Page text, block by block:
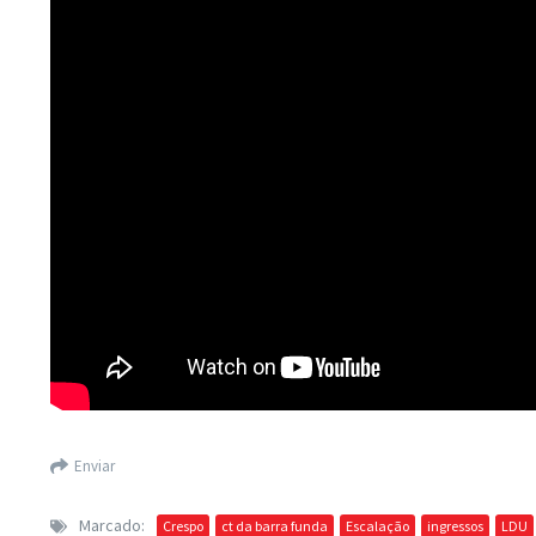
Enviar
Marcado: Crespo ct da barra funda Escalação ingressos LDU